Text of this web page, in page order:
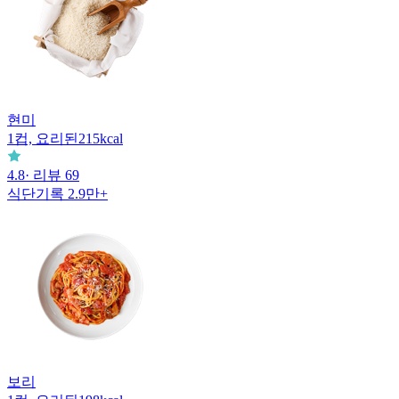
현미
1 컵, 요리된 215kcal
4.8· 리뷰 69
식단기록 2.9만+
보리